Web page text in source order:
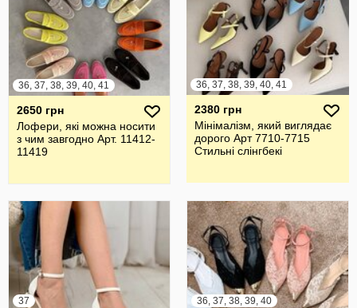
36, 37, 38, 39, 40, 41
2650 грн
Лофери, які можна носити
з чим завгодно Арт. 11412-
11419
36, 37, 38, 39, 40, 41
2380 грн
Мінімалізм, який виглядає
дорого Арт 7710-7715
Стильні слінгбекі
37 36, 37, 38, 39, 40